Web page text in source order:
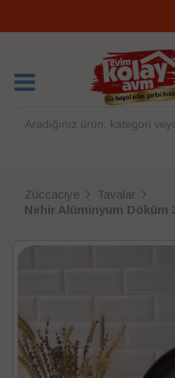
Züccaciye
Tavalar
Nehir Alüminyum Döküm